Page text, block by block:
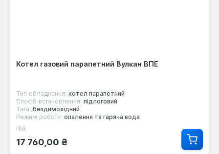
Котел газовий парапетний Вулкан ВПЕ
Тип обладнання: котел парапетний
Спосіб встановлення: підлоговий
Тяга: бездимохідний
Режим роботи: опалення та гаряча вода
Звичайна ціна:
Від
17 760,00 ₴